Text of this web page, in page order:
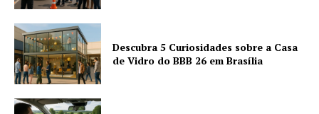
Descubra 5 Curiosidades sobre a Casa
de Vidro do BBB 26 em Brasília